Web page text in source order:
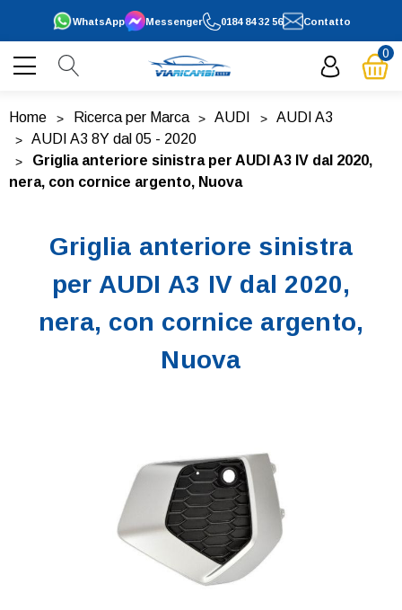
0184 84 32 56
WhatsApp Contatto
Messenger
0
Home Ricerca per Marca AUDI
AUDI A3
AUDI A3 8Y dal 05 - 2020
Griglia anteriore sinistra per AUDI A3 IV dal 2020,
nera, con cornice argento, Nuova
Griglia anteriore sinistra
per AUDI A3 IV dal 2020,
nera, con cornice argento,
Nuova